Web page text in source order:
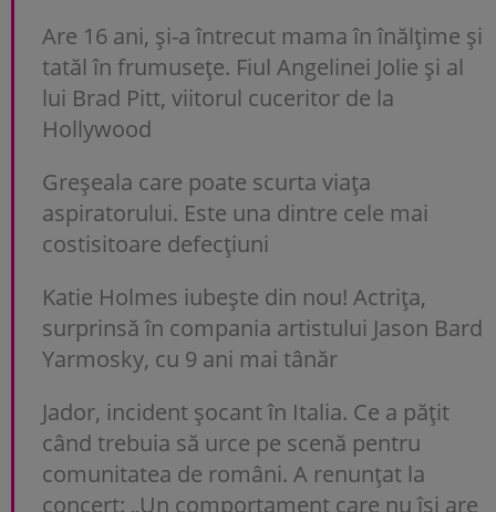
Are 16 ani, și-a întrecut mama în înălțime și
tatăl în frumusețe. Fiul Angelinei Jolie și al
lui Brad Pitt, viitorul cuceritor de la
Hollywood
Greșeala care poate scurta viața
aspiratorului. Este una dintre cele mai
costisitoare defecțiuni
Katie Holmes iubește din nou! Actrița,
surprinsă în compania artistului Jason Bard
Yarmosky, cu 9 ani mai tânăr
Jador, incident șocant în Italia. Ce a pățit
când trebuia să urce pe scenă pentru
comunitatea de români. A renunțat la
concert: „Un comportament care nu își are